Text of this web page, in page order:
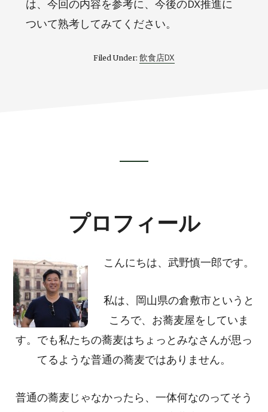
は、今回の内容を参考に、今後のDX推進に
ついて熟考してみてください。
Filed Under: 飲食店DX
プロフィール
こんにちは、武野慎一郎です。
私は、岡山県の倉敷市というと
ころで、お蕎麦屋をしていま
す。でも私たちの蕎麦はちょっとみなさんが思っ
てるような普通の蕎麦ではありません。
普通の蕎麦じゃなかったら、一体何なのってそう